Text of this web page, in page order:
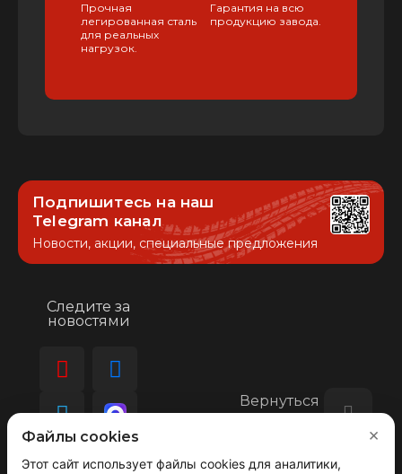
Прочная
легированная сталь
для реальных
нагрузок.
Гарантия на всю
продукцию завода.
Подпишитесь на наш
Telegram канал
Новости, акции, специальные предложения
Следите за
новостями
Вернуться
Файлы cookies
Этот сайт использует файлы cookies для аналитики,
×